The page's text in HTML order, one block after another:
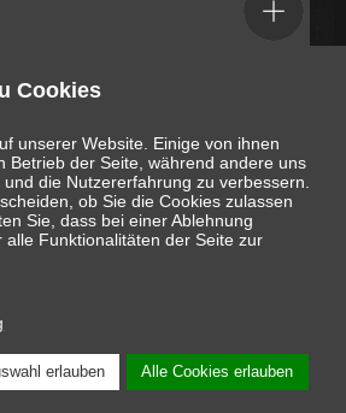
Cookies
unserer Website. Einige von ihnen
Betrieb der Seite, während andere uns
die Nutzererfahrung zu verbessern.
ob Sie die Cookies zulassen
Sie, dass bei einer Ablehnung
alle Funktionalitäten der Seite zur
erlauben Alle Cookies erlauben
& Partner
August 8, 2026 00:31:31Uhr